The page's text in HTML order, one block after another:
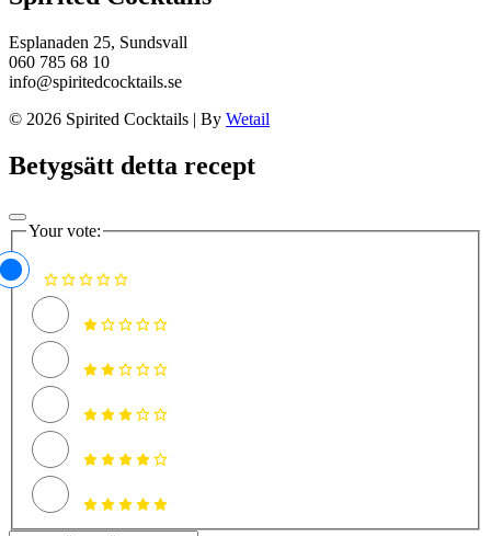
Esplanaden 25, Sundsvall
060 785 68 10
info@spiritedcocktails.se
© 2026 Spirited Cocktails | By Wetail
Betygsätt detta recept
Your vote: